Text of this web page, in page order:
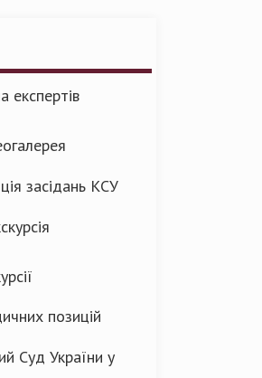
експертів
засідань КСУ
позицій
Суд України у